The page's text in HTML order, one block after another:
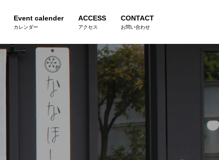
Event calender
カレンダー
ACCESS
アクセス
CONTACT
お問い合わせ